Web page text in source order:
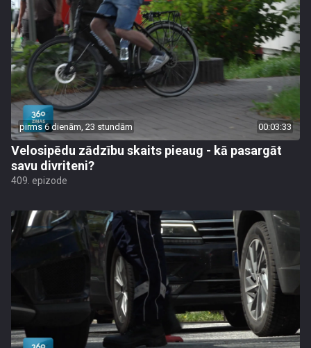
pirms 6 dienām, 23 stundām 00:03:33
Velosipēdu zādzību skaits pieaug - kā pasargāt
savu divriteni?
409. epizode